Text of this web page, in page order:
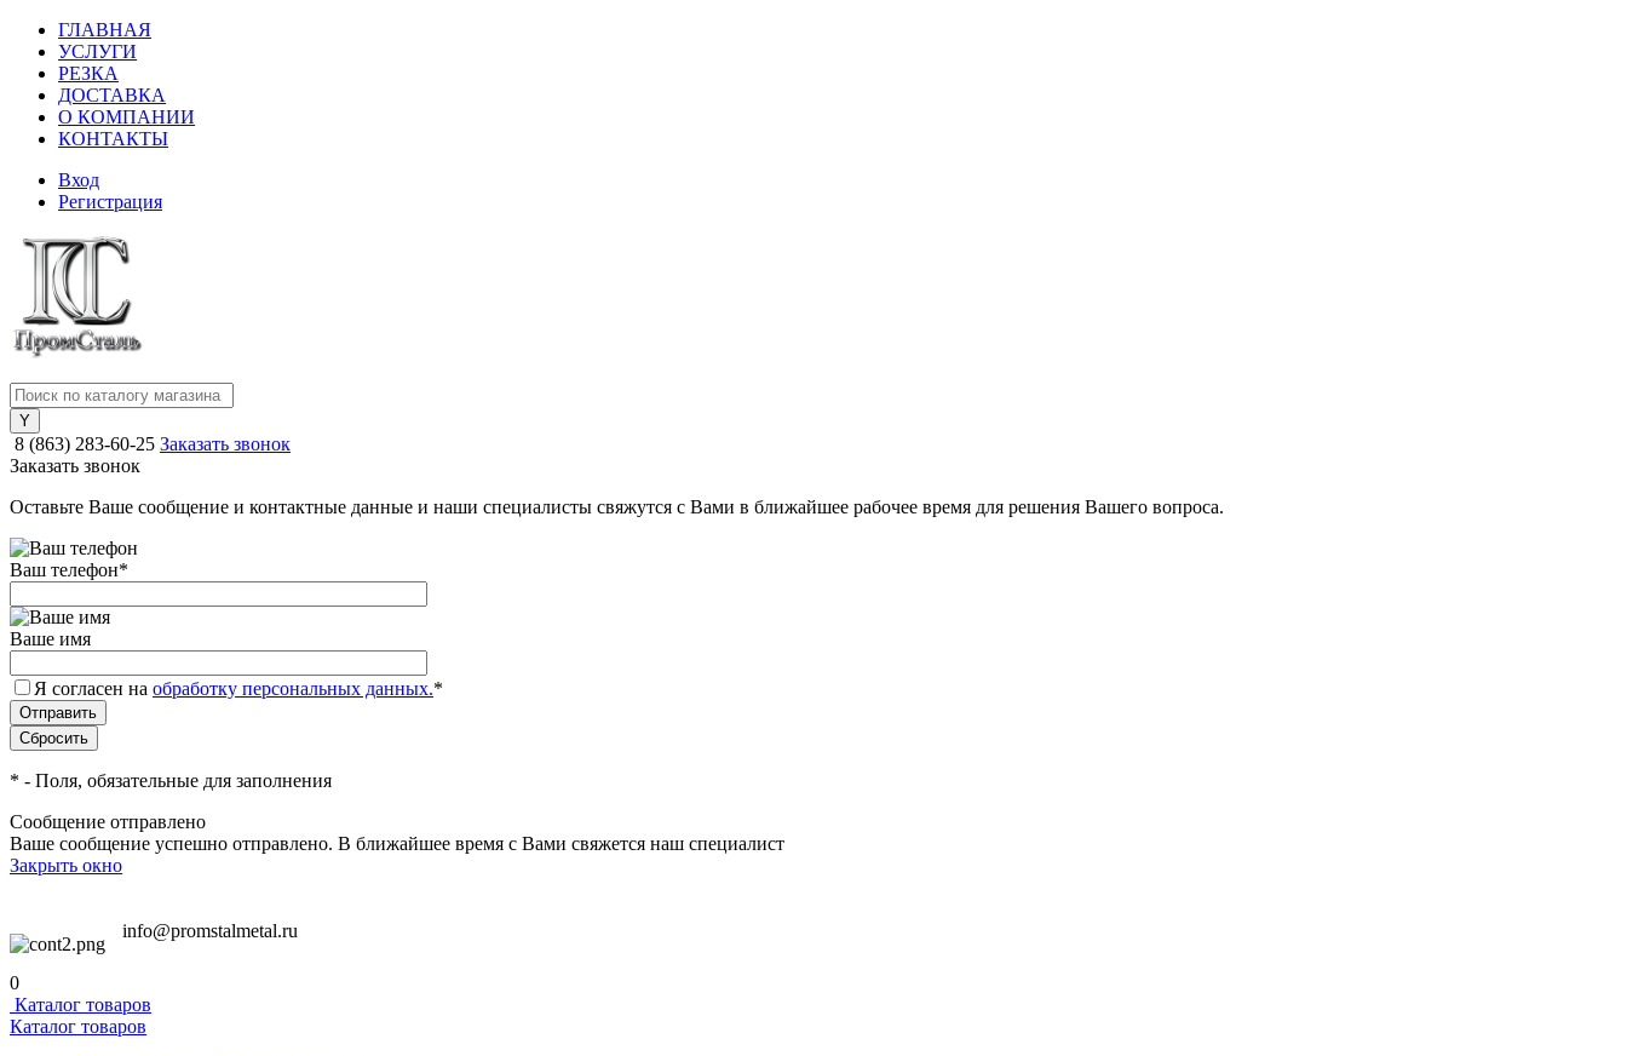
ГЛАВНАЯ
УСЛУГИ
РЕЗКА
ДОСТАВКА
О КОМПАНИИ
КОНТАКТЫ
Вход
Регистрация
8 (863) 283-60-25 Заказать звонок
Заказать звонок
Оставьте Ваше сообщение и контактные данные и наши специалисты свяжутся с Вами в ближайшее рабочее время для решения Вашего вопроса.
Ваш телефон*
Ваше имя
Я согласен на обработку персональных данных.*
* - Поля, обязательные для заполнения
Сообщение отправлено
Ваше сообщение успешно отправлено. В ближайшее время с Вами свяжется наш специалист
Закрыть окно
info@promstalmetal.ru
0
Каталог товаров
Каталог товаров